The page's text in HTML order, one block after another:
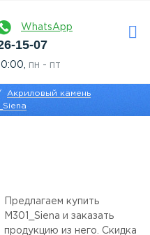
WhatsApp
15-07
пн - пт
Акриловый камень
Предлагаем купить
M301_Siena и заказать
продукцию из него. Скидка